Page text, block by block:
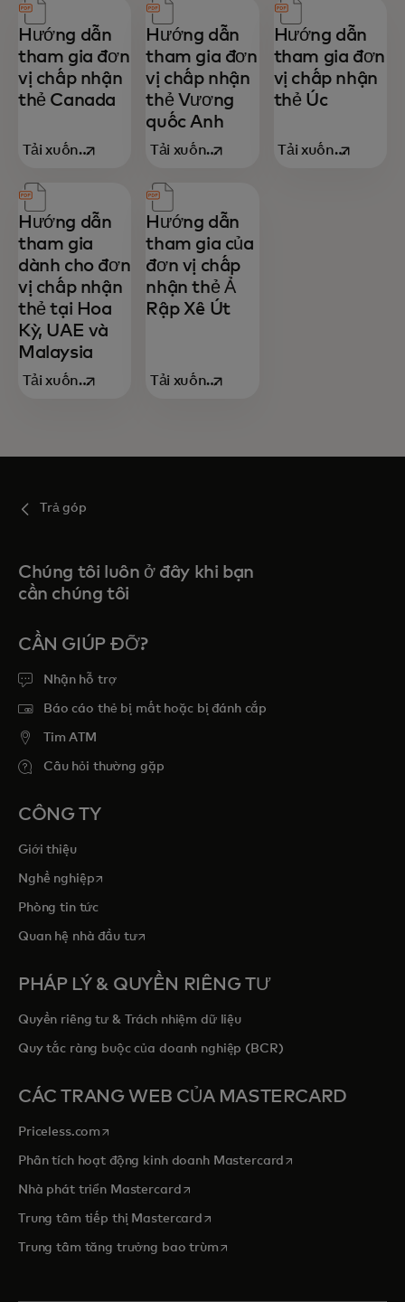
Hướng dẫn
tham gia đơn
vị chấp nhận
thẻ Canada
Tải xuống
Hướng dẫn
tham gia đơn
vị chấp nhận
thẻ Vương
quốc Anh
Tải xuống
Hướng dẫn
tham gia đơn
vị chấp nhận
thẻ Úc
Tải xuống
Hướng dẫn
tham gia
dành cho đơn
vị chấp nhận
thẻ tại Hoa
Kỳ, UAE và
Malaysia
Tải xuống
Hướng dẫn
tham gia của
đơn vị chấp
nhận thẻ Ả
Rập Xê Út
Tải xuống
Trả góp
Chúng tôi luôn ở đây khi bạn
cần chúng tôi
CẦN GIÚP ĐỠ?
Nhận hỗ trợ
Báo cáo thẻ bị mất hoặc bị đánh cắp
Tim ATM
Câu hỏi thường gặp
CÔNG TY
Giới thiệu
Nghề nghiệpopens in a new tab
Phòng tin tức
Quan hệ nhà đầu tưopens in a new tab
PHÁP LÝ & QUYỀN RIÊNG TƯ
Quyền riêng tư & Trách nhiệm dữ liệu
Quy tắc ràng buộc của doanh nghiệp (BCR)
CÁC TRANG WEB CỦA MASTERCARD
Priceless.com opens in a new tab
Phân tích hoạt động kinh doanh Mastercard opens in a new tab
Nhà phát triển Mastercardopens in a new tab
Trung tâm tiếp thị Mastercardopens in a new tab
Trung tâm tăng trưởng bao trùmopens in a new tab